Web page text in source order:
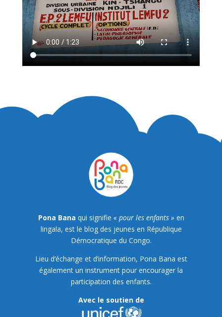
Pona Bana qui signifie « pour les enfants » en
lingala, est le blog des jeunes en République
Démocratique du Congo.
Lieu d’échange et d’information, Pona Bana est
également un instrument pour encourager la
participation des enfants.
Avec le soutien de